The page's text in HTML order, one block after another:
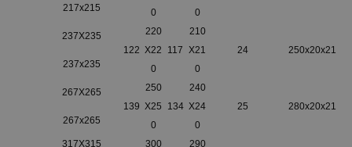
0
0
217x215
237X235
122
220
X22
0
117
210
X21
0
24
250x20x21
237x235
267X265
139
250
X25
0
134
240
X24
0
25
280x20x21
267x265
317X315
300
290